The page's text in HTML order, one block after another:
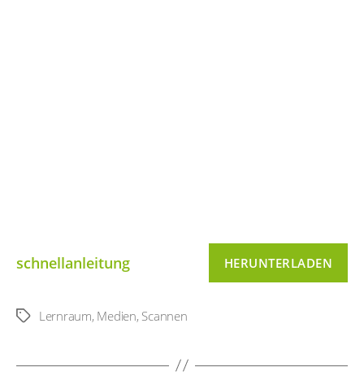
schnellanleitung HERUNTERLADEN
Schlagwörter
Lernraum, Medien, Scannen